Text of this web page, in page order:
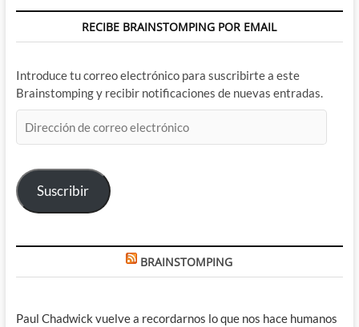
RECIBE BRAINSTOMPING POR EMAIL
Introduce tu correo electrónico para suscribirte a este
Brainstomping y recibir notificaciones de nuevas entradas.
de
electrónico
Suscribir
BRAINSTOMPING
Paul Chadwick vuelve a recordarnos lo que nos hace humanos